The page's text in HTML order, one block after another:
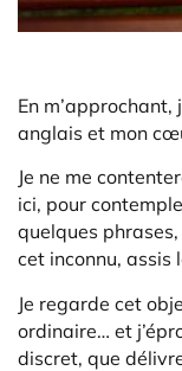
En
anglais et mon
Je ne me
ici, pour
quelques
cet inconnu, assis
Je regarde cet
ordinaire… et
discret, que